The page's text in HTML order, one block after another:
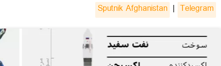
Sputnik Afghanistan | Telegram